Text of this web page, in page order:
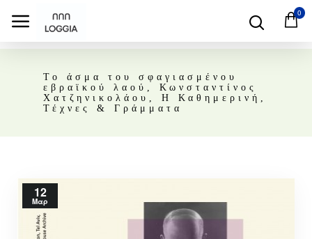
0
Το άσμα του σφαγιασμένου
εβραϊκού λαού, Κωνσταντίνος
Χατζηνικολάου, Η Καθημερινή,
Τέχνες & Γράμματα
12
Μαρ